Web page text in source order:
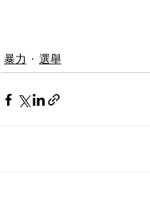
暴力 選舉